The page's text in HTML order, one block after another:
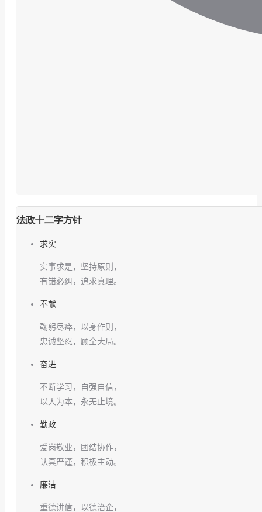
法政十二字方针
求实
实事求是，坚持原则，
有错必纠，追求真理。
奉献
鞠躬尽瘁，以身作则，
忠诚坚忍，顾全大局。
奋进
不断学习，自强自信，
以人为本，永无止境。
勤政
爱岗敬业，团结协作，
认真严谨，积极主动。
廉洁
重德讲信，以德治企，